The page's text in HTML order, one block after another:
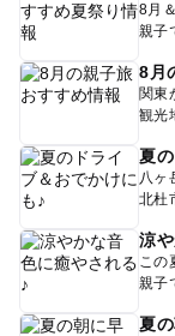
8月
親子
8月
関東
観光
夏
八ヶ
北杜
涼
この
親子
夏